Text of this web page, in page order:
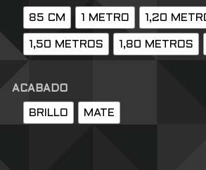
85 CM 1 METRO 1,20
1,50 METROS 1,80 METROS
ACABADO
BRILLO MATE